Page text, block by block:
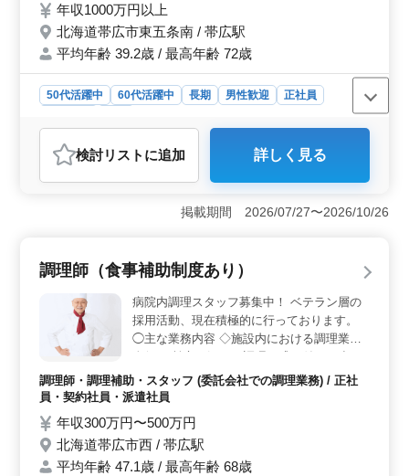
ます。
あり。（上下含む8件／月） ・呼吸器内科：
気管支鏡検査あり。気管支ファイバーができ
る方歓迎。 ・一般内科：訪問診療をお願い
直：有り(当直なしでの勤務もご相談の上可
能)
年収1000万円以上
北海道帯広市東五条南 / 帯広駅
平均年齢 39.2歳 / 最高年齢 72歳
50代活躍中 60代活躍中 長期 男性歓迎
正社員
おすすめポイント
＜キャリアアップも＞ この求人は、一般内科、消化器
内科、循環器内科、呼吸器内科、老人内科、腎臓内科の
診療科での勤務です。内視鏡検査や気管支鏡検査などの
専門検査も行い、技術向上と専門知識の深化が可能で
す。水曜と土曜は半日勤務で、休日は充実しており、夜
境＞ 求められるのは一般内科医としての10年以上の経
験。50代60代も活躍中で、年齢関係なく知識と経験を生
かすことができる環境です。
検討リスト に追加 詳しく見る
掲載期間 2026/07/27〜2026/10/26
調理師（食事補助制度あり）
病院内調理スタッフ募集中！ ベテラン層の
採用活動、現在積極的に行っております。
◯主な業務内容 ◇施設内における調理業務
込み・食器洗浄 ・配膳・清掃 ※献立に沿っ
た食事作りで、使用している調味料も決めら
無料駐車場あり ＊制服貸与 ＊食事補助制度
あり ＊自動車保険補助制度あり 現在50歳以
上のベテラン料理人も活躍中。 今までの経
調理師・調理補助・スタッフ (委託会社での調理業務) / 正社
員・契約社員・派遣社員
年収300万円〜500万円
北海道帯広市西 / 帯広駅
平均年齢 47.1歳 / 最高年齢 68歳